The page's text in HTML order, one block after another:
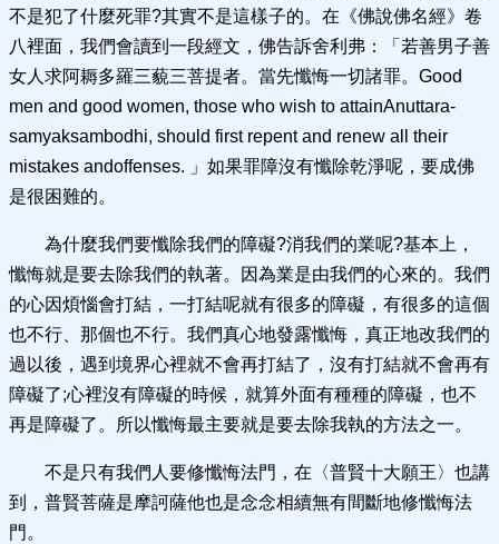
不是犯了什麼死罪?其實不是這樣子的。在《佛說佛名經》卷
八裡面，我們會讀到一段經文，佛告訴舍利弗：「若善男子善
女人求阿耨多羅三藐三菩提者。當先懺悔一切諸罪。Good
men and good women, those who wish to attainAnuttara-
samyaksambodhi, should first repent and renew all their
mistakes andoffenses. 」如果罪障沒有懺除乾淨呢，要成佛
是很困難的。
為什麼我們要懺除我們的障礙?消我們的業呢?基本上，
懺悔就是要去除我們的執著。因為業是由我們的心來的。我們
的心因煩惱會打結，一打結呢就有很多的障礙，有很多的這個
也不行、那個也不行。我們真心地發露懺悔，真正地改我們的
過以後，遇到境界心裡就不會再打結了，沒有打結就不會再有
障礙了;心裡沒有障礙的時候，就算外面有種種的障礙，也不
再是障礙了。所以懺悔最主要就是要去除我執的方法之一。
不是只有我們人要修懺悔法門，在〈普賢十大願王〉也講
到，普賢菩薩是摩訶薩他也是念念相續無有間斷地修懺悔法
門。